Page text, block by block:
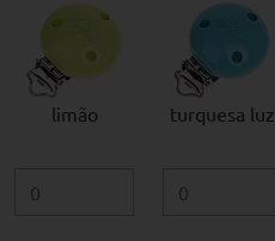
limão turquesa luz